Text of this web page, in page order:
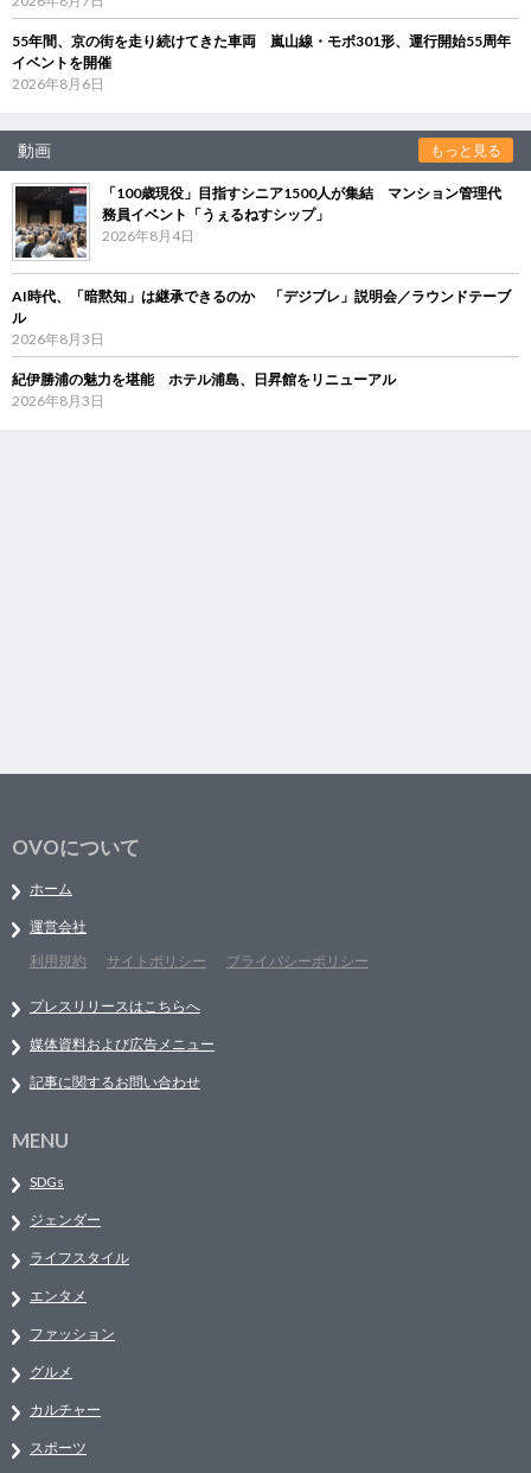
55年間、京の街を走り続けてきた車両 嵐山線・モボ301形、運行開始55周年
イベントを開催
2026年8月6日
動画 もっと見る
「100歳現役」目指すシニア1500人が集結 マンション管理代
務員イベント「うぇるねすシップ」
2026年8月4日
AI時代、「暗黙知」は継承できるのか 「デジブレ」説明会／ラウンドテーブ
ル
2026年8月3日
紀伊勝浦の魅力を堪能 ホテル浦島、日昇館をリニューアル
2026年8月3日
OVOについて
ホーム
運営会社
利用規約
サイトポリシー プライバシーポリシー
プレスリリースはこちらへ
媒体資料および広告メニュー
記事に関するお問い合わせ
MENU
SDGs
ジェンダー
ライフスタイル
エンタメ
ファッション
グルメ
カルチャー
スポーツ